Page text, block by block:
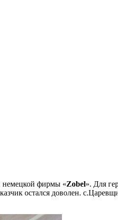
немецкой фирмы «Zobel». Для
остался доволен.